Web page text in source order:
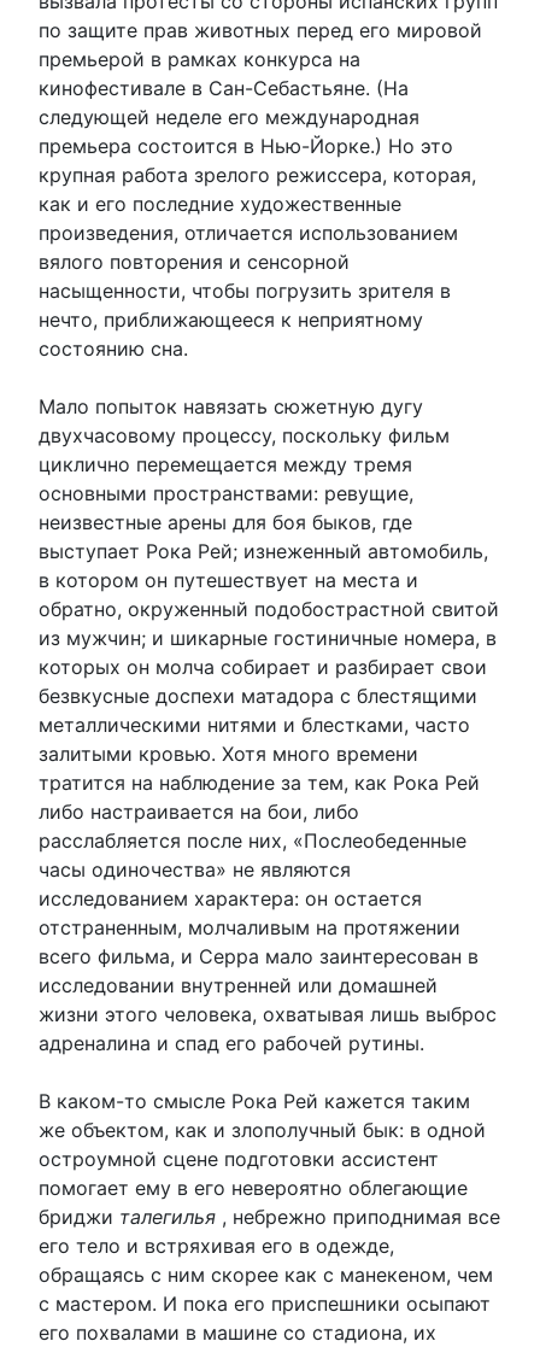
по защите прав животных перед его мировой
премьерой в рамках конкурса на
кинофестивале в Сан-Себастьяне. (На
следующей неделе его международная
премьера состоится в Нью-Йорке.) Но это
крупная работа зрелого режиссера, которая,
как и его последние художественные
произведения, отличается использованием
вялого повторения и сенсорной
насыщенности, чтобы погрузить зрителя в
нечто, приближающееся к неприятному
состоянию сна.
Мало попыток навязать сюжетную дугу
двухчасовому процессу, поскольку фильм
циклично перемещается между тремя
основными пространствами: ревущие,
неизвестные арены для боя быков, где
выступает Рока Рей; изнеженный автомобиль,
в котором он путешествует на места и
обратно, окруженный подобострастной свитой
из мужчин; и шикарные гостиничные номера, в
которых он молча собирает и разбирает свои
безвкусные доспехи матадора с блестящими
металлическими нитями и блестками, часто
залитыми кровью. Хотя много времени
тратится на наблюдение за тем, как Рока Рей
либо настраивается на бои, либо
расслабляется после них, «Послеобеденные
часы одиночества» не являются
исследованием характера: он остается
отстраненным, молчаливым на протяжении
всего фильма, и Серра мало заинтересован в
исследовании внутренней или домашней
жизни этого человека, охватывая лишь выброс
адреналина и спад его рабочей рутины.
В каком-то смысле Рока Рей кажется таким
же объектом, как и злополучный бык: в одной
остроумной сцене подготовки ассистент
помогает ему в его невероятно облегающие
бриджи талегилья , небрежно приподнимая все
его тело и встряхивая его в одежде,
обращаясь с ним скорее как с манекеном, чем
с мастером. И пока его приспешники осыпают
его похвалами в машине со стадиона, их